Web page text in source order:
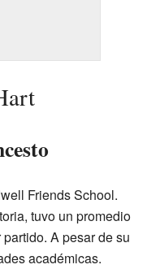
Friends School.
tuvo un promedio
A pesar de su
académicas.